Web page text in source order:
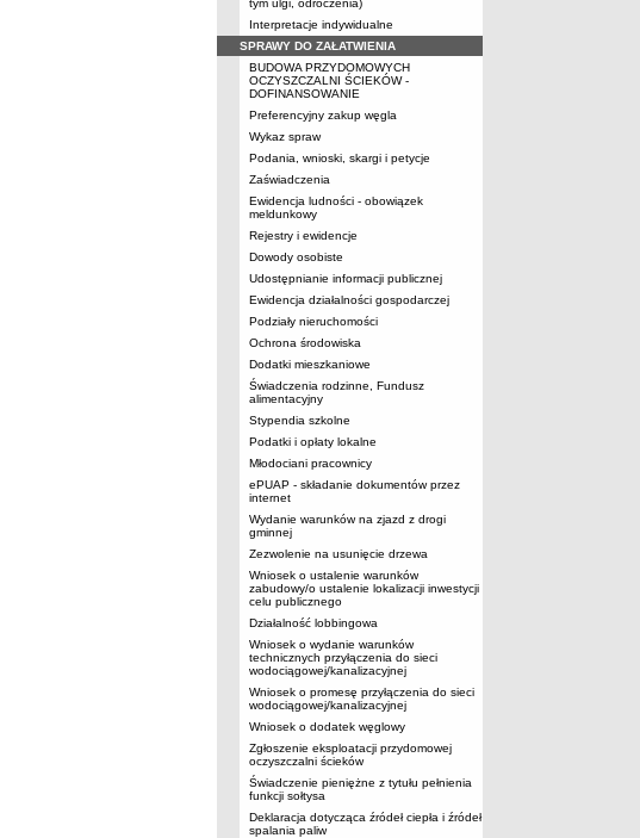
tym ulgi, odroczenia)
Interpretacje indywidualne
SPRAWY DO ZAŁATWIENIA
BUDOWA PRZYDOMOWYCH
OCZYSZCZALNI ŚCIEKÓW -
DOFINANSOWANIE
Preferencyjny zakup węgla
Wykaz spraw
Podania, wnioski, skargi i petycje
Zaświadczenia
Ewidencja ludności - obowiązek
meldunkowy
Rejestry i ewidencje
Dowody osobiste
Udostępnianie informacji publicznej
Ewidencja działalności gospodarczej
Podziały nieruchomości
Ochrona środowiska
Dodatki mieszkaniowe
Świadczenia rodzinne, Fundusz
alimentacyjny
Stypendia szkolne
Podatki i opłaty lokalne
Młodociani pracownicy
ePUAP - składanie dokumentów przez
internet
Wydanie warunków na zjazd z drogi
gminnej
Zezwolenie na usunięcie drzewa
Wniosek o ustalenie warunków
zabudowy/o ustalenie lokalizacji inwestycji
celu publicznego
Działalność lobbingowa
Wniosek o wydanie warunków
technicznych przyłączenia do sieci
wodociągowej/kanalizacyjnej
Wniosek o promesę przyłączenia do sieci
wodociągowej/kanalizacyjnej
Wniosek o dodatek węglowy
Zgłoszenie eksploatacji przydomowej
oczyszczalni ścieków
Świadczenie pieniężne z tytułu pełnienia
funkcji sołtysa
Deklaracja dotycząca źródeł ciepła i źródeł
spalania paliw